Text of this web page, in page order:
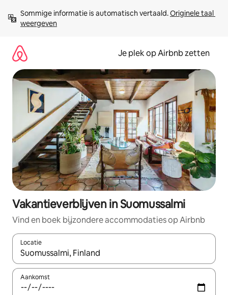
direct
naar
Sommige informatie is automatisch vertaald. Originele taal
weergeven
Je plek op Airbnb zetten
Vakantieverblijven in Suomussalmi
Vind en boek bijzondere accommodaties op Airbnb
Locatie
Wanneer er resultaten beschikbaar zijn, maak je een keuze
Aankomst